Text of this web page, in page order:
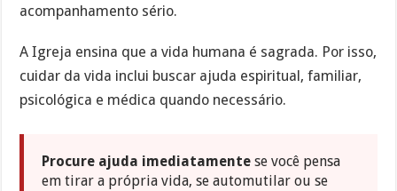
acompanhamento sério.
A Igreja ensina que a vida humana é sagrada. Por isso,
cuidar da vida inclui buscar ajuda espiritual, familiar,
psicológica e médica quando necessário.
Procure ajuda imediatamente se você pensa
em tirar a própria vida, se automutilar ou se